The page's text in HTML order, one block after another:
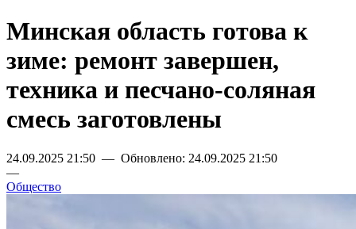
Минская область готова к
зиме: ремонт завершен,
техника и песчано-соляная
смесь заготовлены
24.09.2025 21:50 — Обновлено: 24.09.2025 21:50
—
Общество